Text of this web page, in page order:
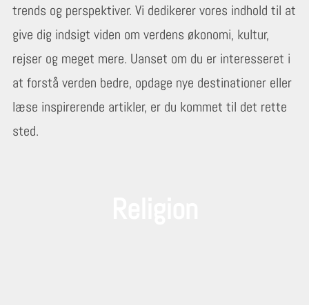
trends og perspektiver. Vi dedikerer vores indhold til at
give dig indsigt viden om verdens økonomi, kultur,
rejser og meget mere. Uanset om du er interesseret i
at forstå verden bedre, opdage nye destinationer eller
læse inspirerende artikler, er du kommet til det rette
sted.